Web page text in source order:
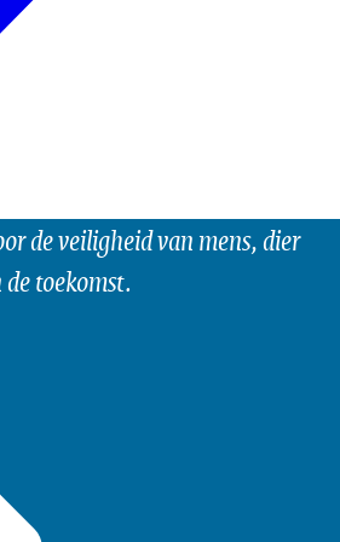
de veiligheid van mens, dier
toekomst.